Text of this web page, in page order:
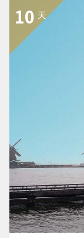
10 天